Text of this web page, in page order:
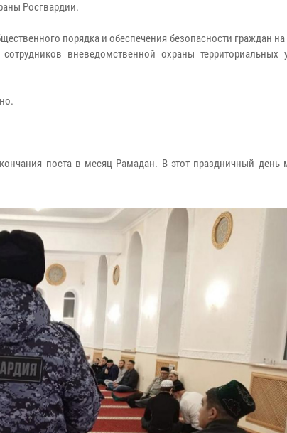
Росгвардии.
порядка и обеспечения безопасности граждан на
вневедомственной охраны территориальных
поста в месяц Рамадан. В этот праздничный день